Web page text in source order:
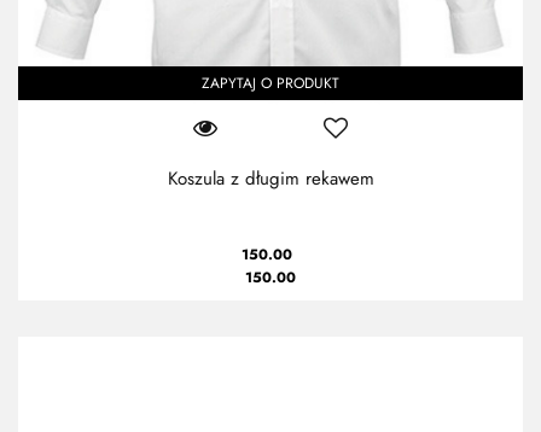
ZAPYTAJ O PRODUKT
Koszula z długim rekawem
150.00
150.00